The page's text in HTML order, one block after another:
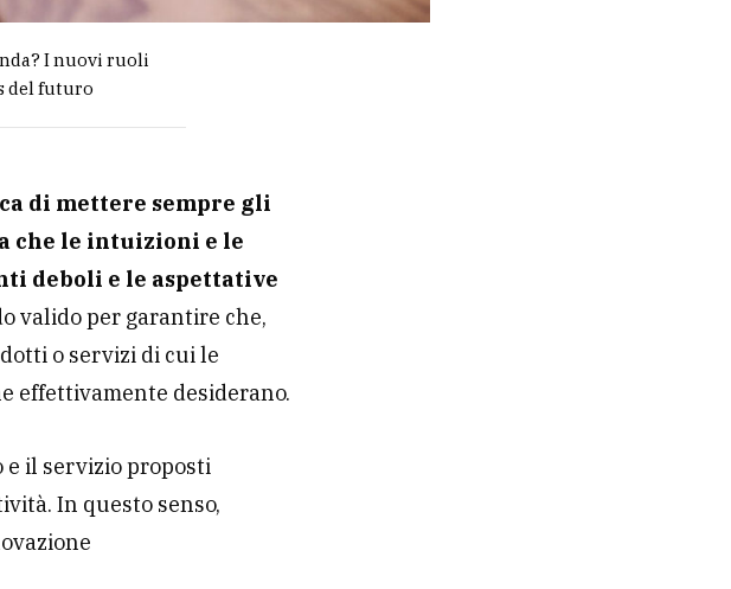
I nuovi ruoli
del futuro
di mettere sempre gli
che le intuizioni e le
deboli e le aspettative
valido per garantire che,
o servizi di cui le
effettivamente desiderano.
il servizio proposti
In questo senso,